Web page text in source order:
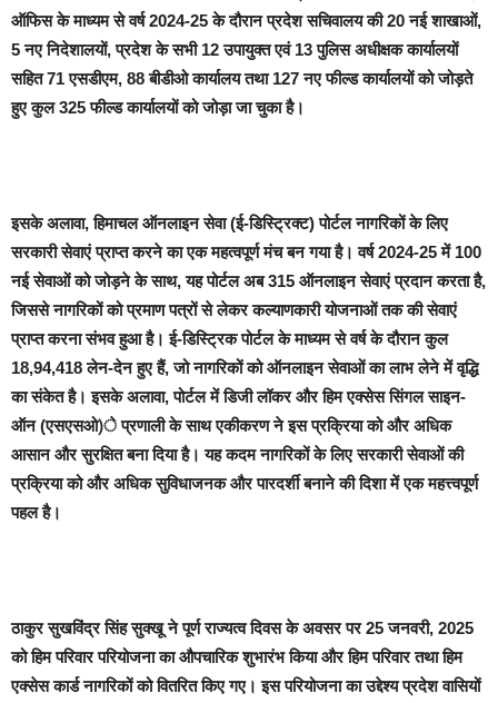
ऑफिस के माध्यम से वर्ष 2024-25 के दौरान प्रदेश सचिवालय की 20 नई शाखाओं,
5 नए निदेशालयों, प्रदेश के सभी 12 उपायुक्त एवं 13 पुलिस अधीक्षक कार्यालयों
सहित 71 एसडीएम, 88 बीडीओ कार्यालय तथा 127 नए फील्ड कार्यालयों को जोड़ते
हुए कुल 325 फील्ड कार्यालयों को जोड़ा जा चुका है।
इसके अलावा, हिमाचल ऑनलाइन सेवा (ई-डिस्ट्रिक्ट) पोर्टल नागरिकों के लिए
सरकारी सेवाएं प्राप्त करने का एक महत्वपूर्ण मंच बन गया है। वर्ष 2024-25 में 100
नई सेवाओं को जोड़ने के साथ, यह पोर्टल अब 315 ऑनलाइन सेवाएं प्रदान करता है,
जिससे नागरिकों को प्रमाण पत्रों से लेकर कल्याणकारी योजनाओं तक की सेवाएं
प्राप्त करना संभव हुआ है। ई-डिस्ट्रिक पोर्टल के माध्यम से वर्ष के दौरान कुल
18,94,418 लेन-देन हुए हैं, जो नागरिकों को ऑनलाइन सेवाओं का लाभ लेने में वृद्धि
का संकेत है। इसके अलावा, पोर्टल में डिजी लॉकर और हिम एक्सेस सिंगल साइन-
ऑन (एसएसओ)े प्रणाली के साथ एकीकरण ने इस प्रक्रिया को और अधिक
आसान और सुरक्षित बना दिया है। यह कदम नागरिकों के लिए सरकारी सेवाओं की
प्रक्रिया को और अधिक सुविधाजनक और पारदर्शी बनाने की दिशा में एक महत्त्वपूर्ण
पहल है।
ठाकुर सुखविंद्र सिंह सुक्खू ने पूर्ण राज्यत्व दिवस के अवसर पर 25 जनवरी, 2025
को हिम परिवार परियोजना का औपचारिक शुभारंभ किया और हिम परिवार तथा हिम
एक्सेस कार्ड नागरिकों को वितरित किए गए। इस परियोजना का उद्देश्य प्रदेश वासियों